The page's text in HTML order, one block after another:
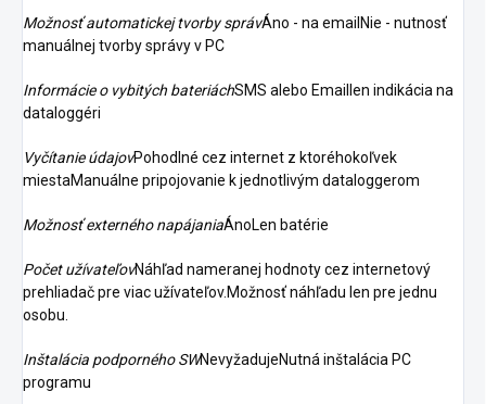
Možnosť automatickej tvorby správÁno - na emailNie - nutnosť
manuálnej tvorby správy v PC
Informácie o vybitých bateriáchSMS alebo Emaillen indikácia na
dataloggéri
Vyčítanie údajovPohodlné cez internet z ktoréhokoľvek
miestaManuálne pripojovanie k jednotlivým dataloggerom
Možnosť externého napájaniaÁnoLen batérie
Počet užívateľovNáhľad nameranej hodnoty cez internetový
prehliadač pre viac užívateľov.Možnosť náhľadu len pre jednu
osobu.
Inštalácia podporného SWNevyžadujeNutná inštalácia PC
programu